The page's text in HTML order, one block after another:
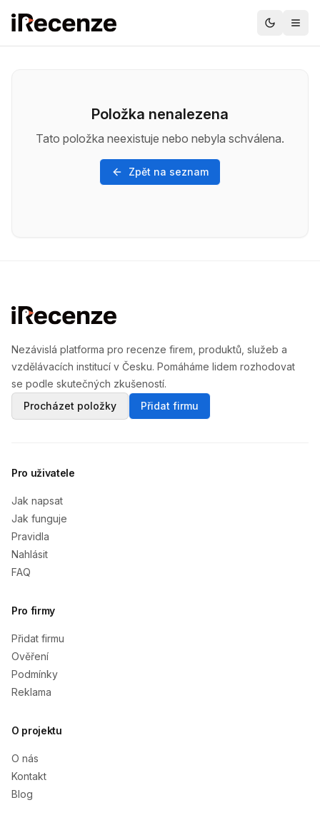
Položka nenalezena
Tato položka neexistuje nebo nebyla schválena.
Zpět na seznam
Nezávislá platforma pro recenze firem, produktů, služeb a
vzdělávacích institucí v Česku. Pomáháme lidem rozhodovat
se podle skutečných zkušeností.
Procházet položky
Přidat firmu
Pro uživatele
Jak napsat
Jak funguje
Pravidla
Nahlásit
FAQ
Pro firmy
Přidat firmu
Ověření
Podmínky
Reklama
O projektu
O nás
Kontakt
Blog